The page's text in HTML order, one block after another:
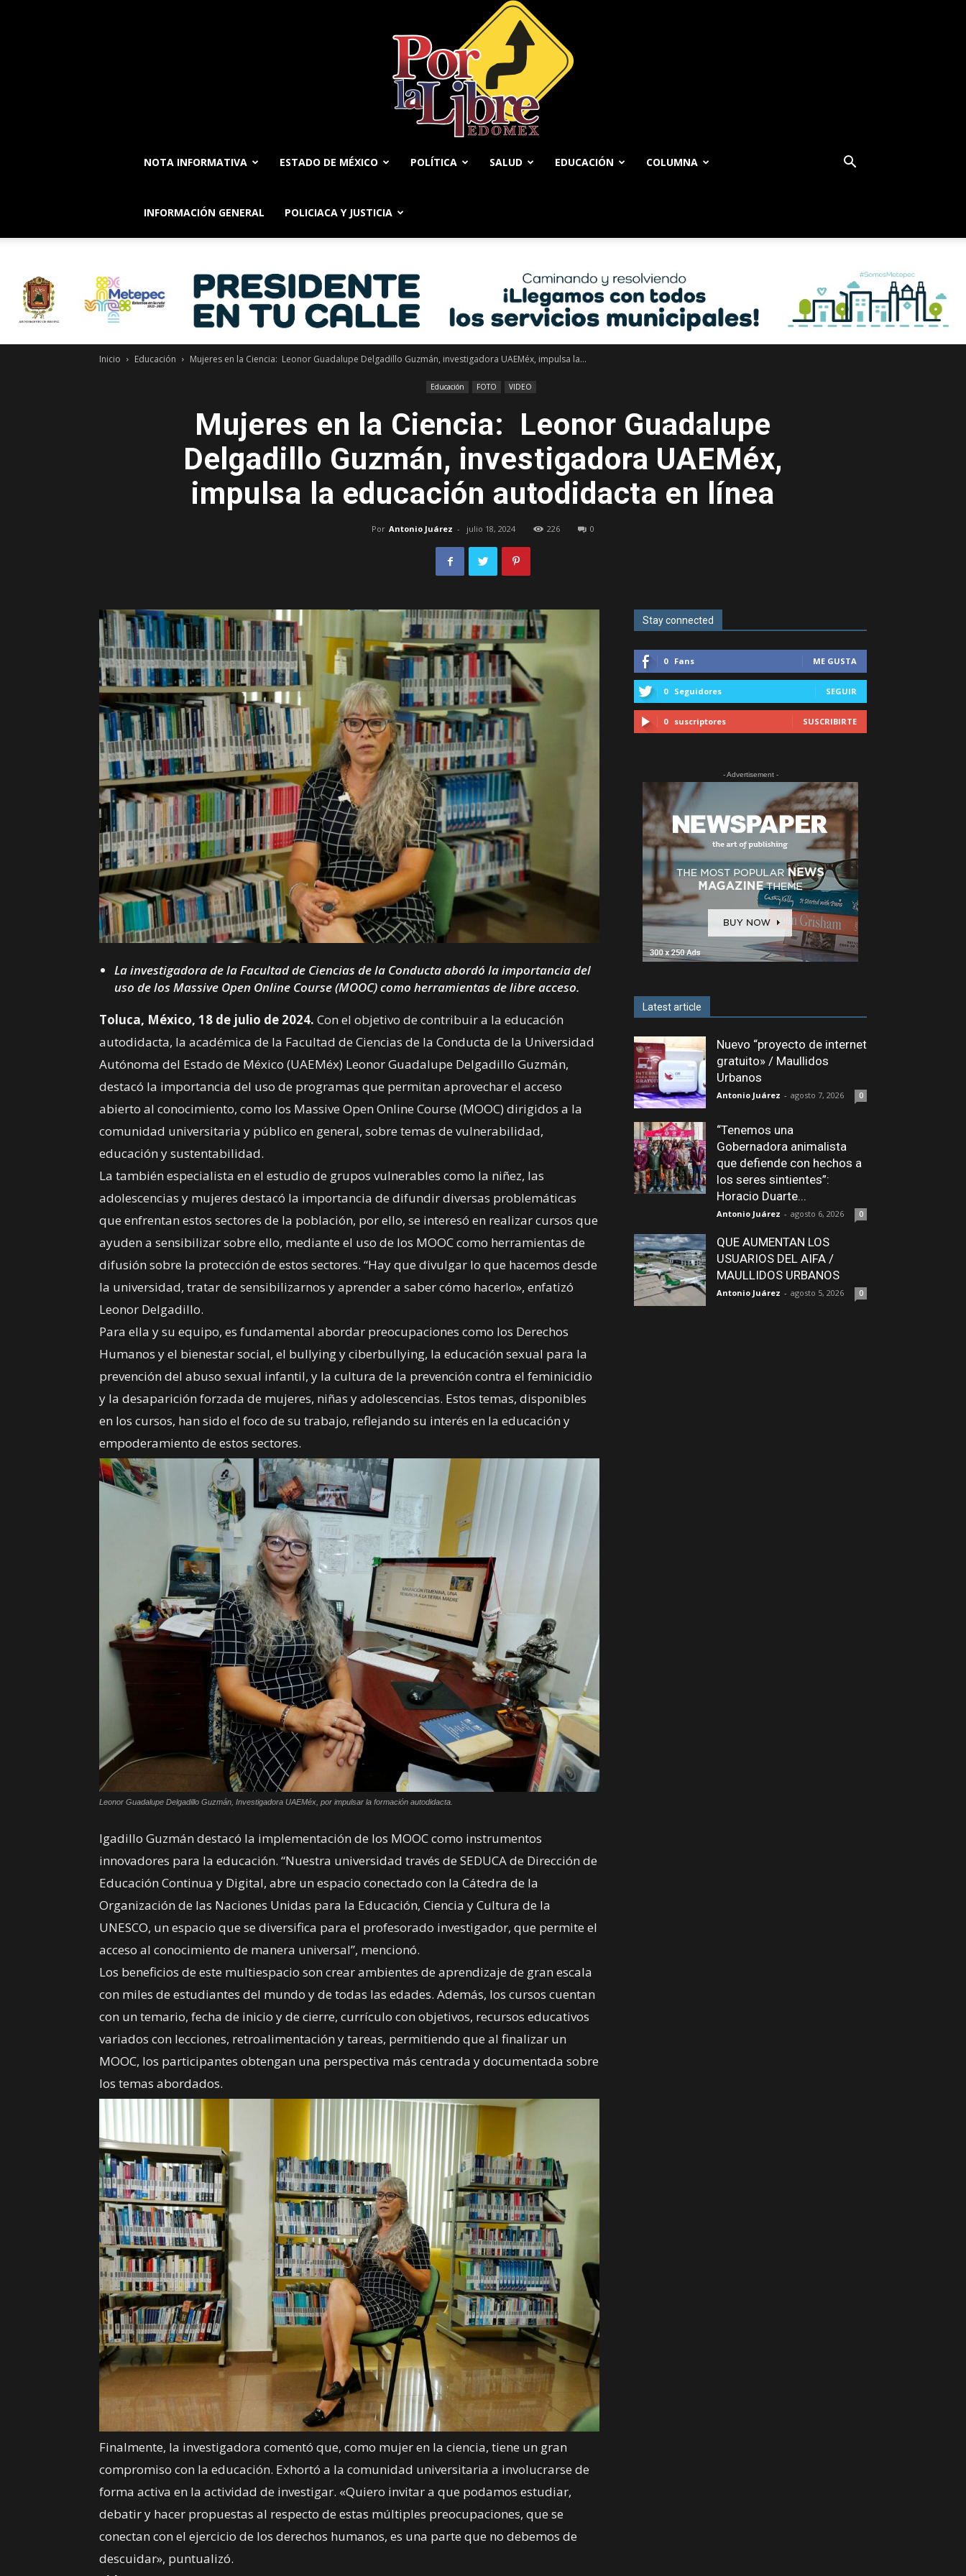
–
Edomex
NOTA INFORMATIVA ESTADO DE MÉXICO POLÍTICA SALUD EDUCACIÓN COLUMNA
INFORMACIÓN GENERAL POLICIACA Y JUSTICIA
Inicio Educación Mujeres en la Ciencia: Leonor Guadalupe Delgadillo Guzmán, investigadora UAEMéx, impulsa la...
Educación FOTO VIDEO
Mujeres en la Ciencia: Leonor Guadalupe
Delgadillo Guzmán, investigadora UAEMéx,
impulsa la educación autodidacta en línea
Por Antonio Juárez - julio 18, 2024 226 0
La investigadora de la Facultad de Ciencias de la Conducta abordó la importancia del
uso de los Massive Open Online Course (MOOC) como herramientas de libre acceso.
Toluca, México, 18 de julio de 2024. Con el objetivo de contribuir a la educación
autodidacta, la académica de la Facultad de Ciencias de la Conducta de la Universidad
Autónoma del Estado de México (UAEMéx) Leonor Guadalupe Delgadillo Guzmán,
destacó la importancia del uso de programas que permitan aprovechar el acceso
abierto al conocimiento, como los Massive Open Online Course (MOOC) dirigidos a la
comunidad universitaria y público en general, sobre temas de vulnerabilidad,
educación y sustentabilidad.
La también especialista en el estudio de grupos vulnerables como la niñez, las
adolescencias y mujeres destacó la importancia de difundir diversas problemáticas
que enfrentan estos sectores de la población, por ello, se interesó en realizar cursos que
ayuden a sensibilizar sobre ello, mediante el uso de los MOOC como herramientas de
difusión sobre la protección de estos sectores. “Hay que divulgar lo que hacemos desde
la universidad, tratar de sensibilizarnos y aprender a saber cómo hacerlo», enfatizó
Leonor Delgadillo.
Para ella y su equipo, es fundamental abordar preocupaciones como los Derechos
Humanos y el bienestar social, el bullying y ciberbullying, la educación sexual para la
prevención del abuso sexual infantil, y la cultura de la prevención contra el feminicidio
y la desaparición forzada de mujeres, niñas y adolescencias. Estos temas, disponibles
en los cursos, han sido el foco de su trabajo, reflejando su interés en la educación y
empoderamiento de estos sectores.
Leonor Guadalupe Delgadillo Guzmán, Investigadora UAEMéx, por impulsar la formación autodidacta.
lgadillo Guzmán destacó la implementación de los MOOC como instrumentos
innovadores para la educación. “Nuestra universidad través de SEDUCA de Dirección de
Educación Continua y Digital, abre un espacio conectado con la Cátedra de la
Organización de las Naciones Unidas para la Educación, Ciencia y Cultura de la
UNESCO, un espacio que se diversifica para el profesorado investigador, que permite el
acceso al conocimiento de manera universal”, mencionó.
Los beneficios de este multiespacio son crear ambientes de aprendizaje de gran escala
con miles de estudiantes del mundo y de todas las edades. Además, los cursos cuentan
con un temario, fecha de inicio y de cierre, currículo con objetivos, recursos educativos
variados con lecciones, retroalimentación y tareas, permitiendo que al finalizar un
MOOC, los participantes obtengan una perspectiva más centrada y documentada sobre
los temas abordados.
Finalmente, la investigadora comentó que, como mujer en la ciencia, tiene un gran
compromiso con la educación. Exhortó a la comunidad universitaria a involucrarse de
forma activa en la actividad de investigar. «Quiero invitar a que podamos estudiar,
debatir y hacer propuestas al respecto de estas múltiples preocupaciones, que se
conectan con el ejercicio de los derechos humanos, es una parte que no debemos de
descuidar», puntualizó.
Stay connected
0 Fans ME GUSTA
0 Seguidores SEGUIR
0 suscriptores SUSCRIBIRTE
- Advertisement -
Latest article
Nuevo “proyecto de internet
gratuito» / Maullidos
Urbanos
Antonio Juárez - agosto 7, 2026 0
“Tenemos una
Gobernadora animalista
que defiende con hechos a
los seres sintientes”:
Horacio Duarte...
Antonio Juárez - agosto 6, 2026 0
QUE AUMENTAN LOS
USUARIOS DEL AIFA /
MAULLIDOS URBANOS
Antonio Juárez - agosto 5, 2026 0